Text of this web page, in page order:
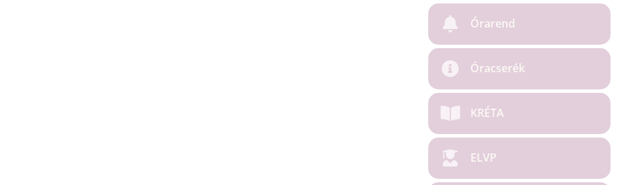
Órarend
Óracserék
KRÉTA
ELVP